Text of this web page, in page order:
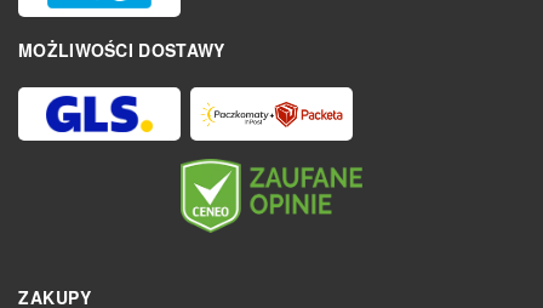
MOŻLIWOŚCI DOSTAWY
ZAKUPY